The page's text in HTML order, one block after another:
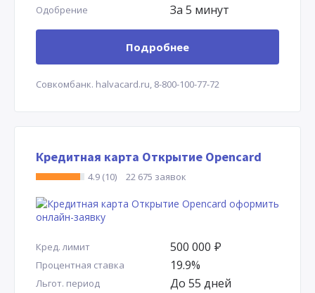
Одобрение За 5 минут
Подробнее
Совкомбанк. halvacard.ru, 8-800-100-77-72
Кредитная карта Открытие Opencard
4.9 (10) 22 675 заявок
Кред. лимит 500 000 Р
Процентная ставка 19.9%
Льгот. период До 55 дней